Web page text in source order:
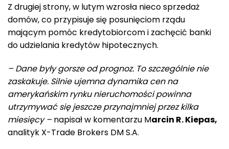
Z drugiej strony, w lutym wzrosła nieco sprzedaż
domów, co przypisuje się posunięciom rządu
mającym pomóc kredytobiorcom i zachęcić banki
do udzielania kredytów hipotecznych.
– Dane były gorsze od prognoz. To szczególnie nie
zaskakuje. Silnie ujemna dynamika cen na
amerykańskim rynku nieruchomości powinna
utrzymywać się jeszcze przynajmniej przez kilka
miesięcy – napisał w komentarzu Marcin R. Kiepas,
analityk X-Trade Brokers DM S.A.